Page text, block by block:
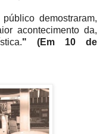
demostraram,
acontecimento da,
" (Em 10 de